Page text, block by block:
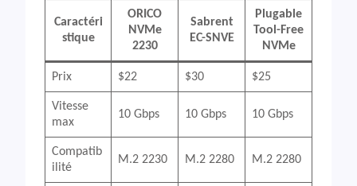
Caractéri
stique
ORICO
NVMe
2230
Sabrent
EC-SNVE
Plugable
Tool-Free
NVMe
Prix $22 $30 $25
Vitesse
max
10 Gbps 10 Gbps 10 Gbps
Compatib
ilité
M.2 2230 M.2 2280 M.2 2280